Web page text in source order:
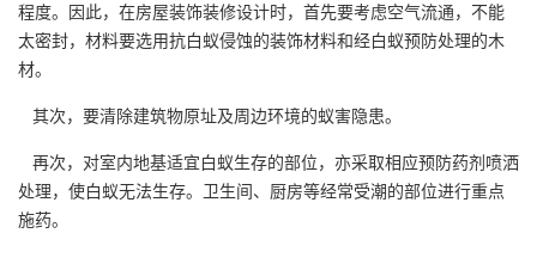
程度。因此，在房屋装饰装修设计时，首先要考虑空气流通，不能
太密封，材料要选用抗白蚁侵蚀的装饰材料和经白蚁预防处理的木
材。
其次，要清除建筑物原址及周边环境的蚁害隐患。
再次，对室内地基适宜白蚁生存的部位，亦采取相应预防药剂喷洒
处理，使白蚁无法生存。卫生间、厨房等经常受潮的部位进行重点
施药。